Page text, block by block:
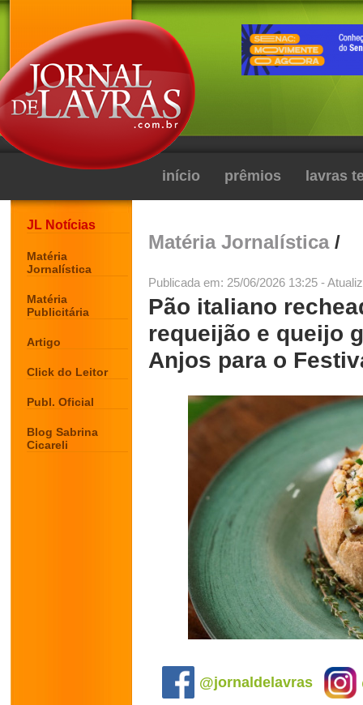
início prêmios lavras
JL Notícias
Matéria
Jornalística
Matéria
Publicitária
Artigo
Click do Leitor
Publ. Oficial
Blog Sabrina
Cicareli
Matéria Jornalística/
Publicada em: 25/06/2026 13:25 -
Pão italiano
requeijão e queijo
Anjos para o
@jornaldelavras